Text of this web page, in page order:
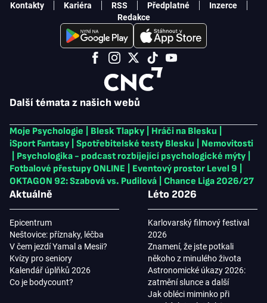
Další témata z našich webů
Moje Psychologie Blesk Tlapky Hráči na Blesku
iSport Fantasy
Spotřebitelské testy Blesku
Nemovitosti
Psychologika - podcast rozbíjející psychologické mýty
Fotbalové přestupy ONLINE
Eventový prostor Level 9
OKTAGON 92: Szabová vs. Pudilová
Chance Liga 2026/27
Aktuálně
Epicentrum
Neštovice: příznaky, léčba
V čem jezdí Yamal a Mesii?
Kvízy pro seniory
Kalendář úplňků 2026
Co je bodycount?
Léto 2026
Karlovarský filmový festival
2026
Znamení, že jste potkali
někoho z minulého života
Astronomické úkazy 2026:
zatmění slunce a další
Jak obléci miminko při
Kontakty Kariéra RSS Předplatné
Inzerce
Redakce